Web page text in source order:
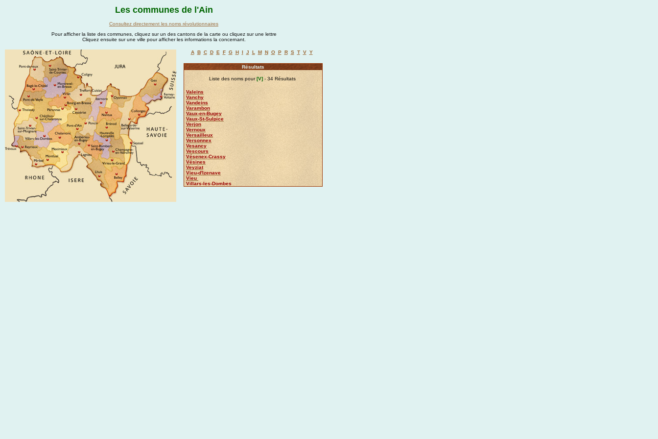
Les communes de l'Ain
Consultez directement les noms révolutionnaires
Pour afficher la liste des communes, cliquez sur un des cantons de la carte ou cliquez sur une lettre
Cliquez ensuite sur une ville pour afficher les informations la concernant.
A B C D E F G H I J L M N O P R S T V Y
Résultats
Liste des noms pour[V] - 34 Résultats
Valeins
Vanchy
Vandeins
Varambon
Vaux-en-Bugey
Vaux-St-Sulpice
Verjon
Vernoux
Versailleux
Versonnex
Vesancy
Vescours
Vésenex-Crassy
Vésines
Veyziat
Vieu-d'Izenave
Vieu
Villars-les-Dombes